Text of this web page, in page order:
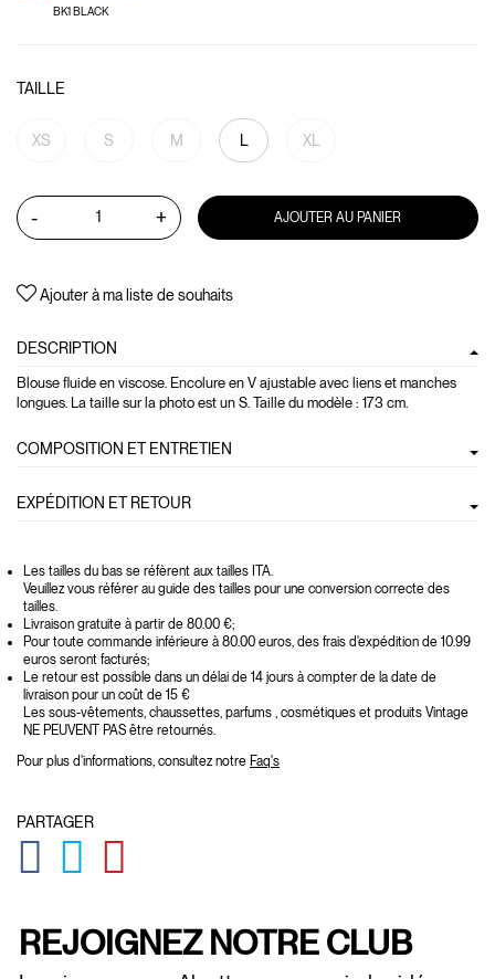
BK1 BLACK
TAILLE
XS S M L XL
- + AJOUTER AU PANIER
Ajouter à ma liste de souhaits
DESCRIPTION
Blouse fluide en viscose. Encolure en V ajustable avec liens et manches
longues. La taille sur la photo est un S. Taille du modèle : 173 cm.
COMPOSITION ET ENTRETIEN
EXPÉDITION ET RETOUR
Les tailles du bas se réfèrent aux tailles ITA.
Veuillez vous référer au guide des tailles pour une conversion correcte des
tailles.
Livraison gratuite à partir de 80.00 €;
Pour toute commande inférieure à 80.00 euros, des frais d'expédition de 10.99
euros seront facturés;
Le retour est possible dans un délai de 14 jours à compter de la date de
livraison pour un coût de 15 €
Les sous-vêtements, chaussettes, parfums , cosmétiques et produits Vintage
NE PEUVENT PAS être retournés.
Pour plus d'informations, consultez notre Faq's
PARTAGER
GLOBAL.SOCIALSHARE.FACEBOOK
GLOBAL.SOCIALSHARE.TWITTER
REJOIGNEZ NOTRE CLUB